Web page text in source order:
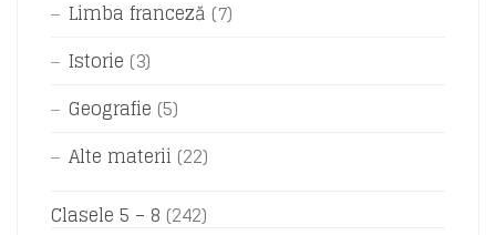
Limba franceză (7)
Istorie (3)
Geografie (5)
Alte materii (22)
Clasele 5 – 8 (242)